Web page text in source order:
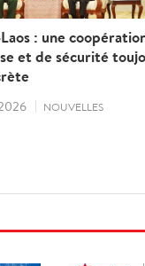
: une
et de sécurité
NOUVELLES